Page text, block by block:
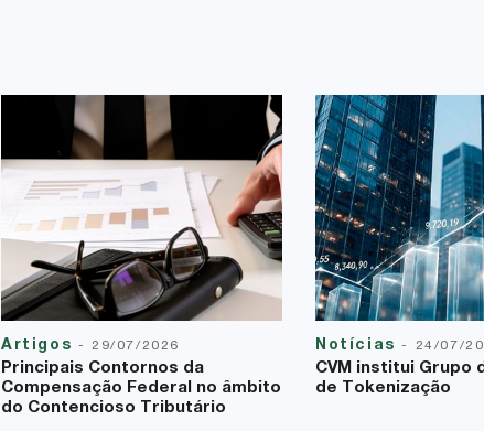
Artigos - 29/07/2026
Principais Contornos da
Compensação Federal no âmbito
do Contencioso Tributário
Notícias- 24/07/
CVM institui Grupo
de Tokenização